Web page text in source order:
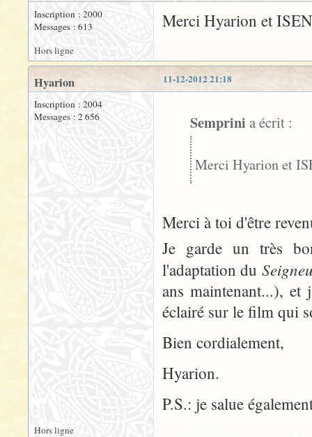
Inscription : 2000
Messages : 613
Merci Hyarion et
Hors ligne
11-12-2012 21:18
Hyarion
Inscription : 2004
Messages : 2 656
Semprini a écrit :
Merci Hyarion et
Merci à toi d'être
Je garde un très
l'adaptation du
ans maintenant...),
éclairé sur le film qui
Bien cordialement,
Hyarion.
P.S.: je salue
Hors ligne